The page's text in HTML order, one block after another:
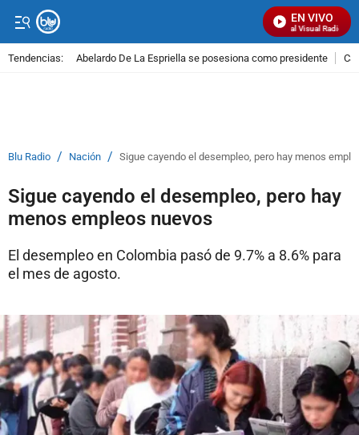
EN VIVO
Señal Visual Radio
Tendencias: Abelardo De La Espriella se posesiona como presidente
Blu Radio / Nación / Sigue cayendo el desempleo, pero hay menos
Sigue cayendo el desempleo, pero hay
menos empleos nuevos
El desempleo en Colombia pasó de 9.7% a 8.6% para
el mes de agosto.